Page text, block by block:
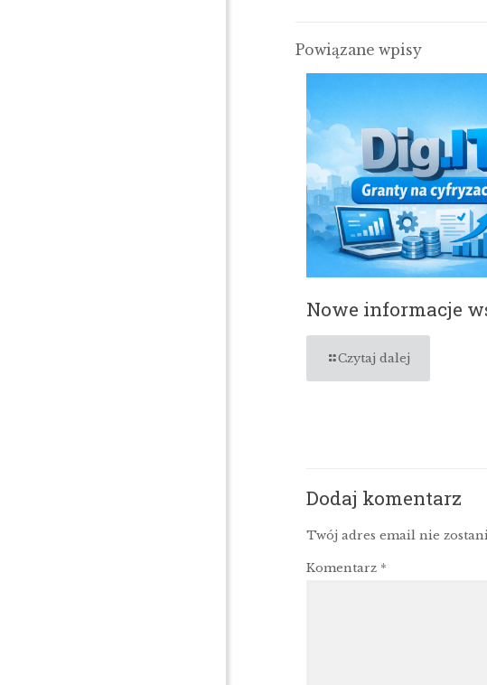
Powiązane wpisy
Nowe informacje
Czytaj dalej
Dodaj komentarz
Twój adres email nie
Komentarz *